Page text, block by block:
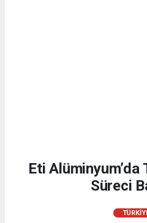
Eti
Süreci